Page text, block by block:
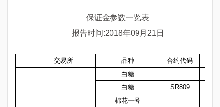
保证金参数一览表
报告时间:2018年09月21日
交易所 品种 合约代码
白糖
白糖
SR809
棉花一号